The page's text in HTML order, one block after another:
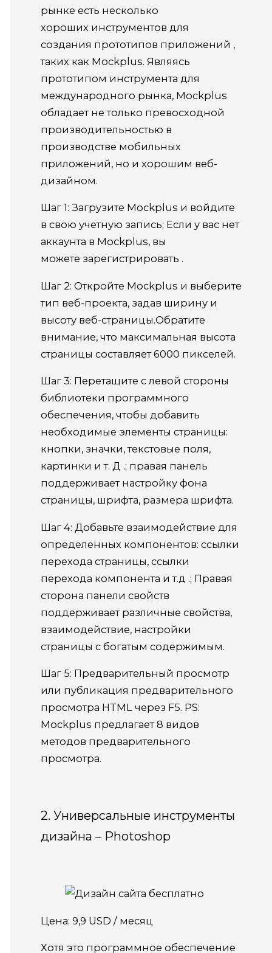
рынке есть несколько
хороших инструментов для
создания прототипов приложений ,
таких как Mockplus. Являясь
прототипом инструмента для
международного рынка, Mockplus
обладает не только превосходной
производительностью в
производстве мобильных
приложений, но и хорошим веб-
дизайном.
Шаг 1: Загрузите Mockplus и войдите
в свою учетную запись; Если у вас нет
аккаунта в Mockplus, вы
можете зарегистрировать .
Шаг 2: Откройте Mockplus и выберите
тип веб-проекта, задав ширину и
высоту веб-страницы.Обратите
внимание, что максимальная высота
страницы составляет 6000 пикселей.
Шаг 3: Перетащите с левой стороны
библиотеки программного
обеспечения, чтобы добавить
необходимые элементы страницы:
кнопки, значки, текстовые поля,
картинки и т. Д .; правая панель
поддерживает настройку фона
страницы, шрифта, размера шрифта.
Шаг 4: Добавьте взаимодействие для
определенных компонентов: ссылки
перехода страницы, ссылки
перехода компонента и т.д .; Правая
сторона панели свойств
поддерживает различные свойства,
взаимодействие, настройки
страницы с богатым содержимым.
Шаг 5: Предварительный просмотр
или публикация предварительного
просмотра HTML через F5. PS:
Mockplus предлагает 8 видов
методов предварительного
просмотра.
2. Универсальные инструменты
дизайна – Photoshop
Цена: 9,9 USD / месяц
Хотя это программное обеспечение